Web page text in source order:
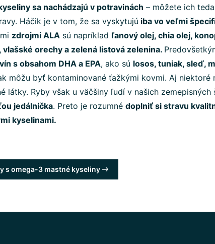
sa nachádzajú v potravinách – môžete ich
Háčik je v tom, že sa vyskytujú iba vo veľmi
zdrojmi ALA sú napríklad ľanový olej, chia olej,
orechy a zelená listová zelenina.
s obsahom DHA a EPA, ako sú losos, tuniak, sleď,
môžu byť kontaminované ťažkými kovmi. Aj niektoré
látky. Ryby však u väčšiny ľudí v našich
jedálnička. Preto je rozumné doplniť si stravu
kyselinami.
s omega-3 mastné kyseliny